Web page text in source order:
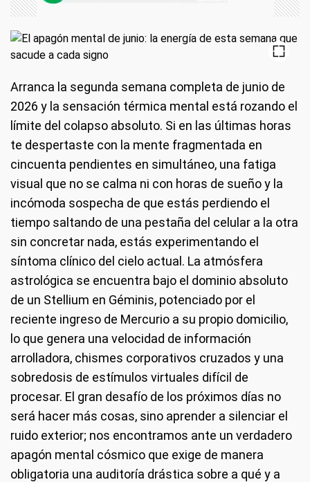
Arranca la segunda semana completa de junio de
2026 y la sensación térmica mental está rozando el
límite del colapso absoluto. Si en las últimas horas
te despertaste con la mente fragmentada en
cincuenta pendientes en simultáneo, una fatiga
visual que no se calma ni con horas de sueño y la
incómoda sospecha de que estás perdiendo el
tiempo saltando de una pestaña del celular a la otra
sin concretar nada, estás experimentando el
síntoma clínico del cielo actual. La atmósfera
astrológica se encuentra bajo el dominio absoluto
de un Stellium en Géminis, potenciado por el
reciente ingreso de Mercurio a su propio domicilio,
lo que genera una velocidad de información
arrolladora, chismes corporativos cruzados y una
sobredosis de estímulos virtuales difícil de
procesar. El gran desafío de los próximos días no
será hacer más cosas, sino aprender a silenciar el
ruido exterior; nos encontramos ante un verdadero
apagón mental cósmico que exige de manera
obligatoria una auditoría drástica sobre a qué y a